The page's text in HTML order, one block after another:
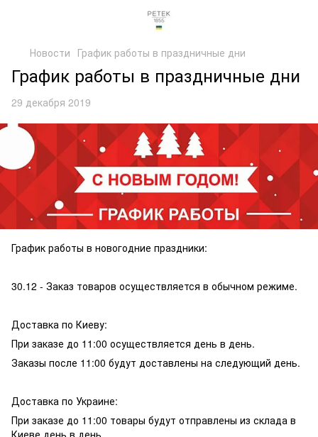
Новости График работы в праздничные дни
График работы в праздничные дни
29 декабря 2019
График работы в новогодние праздники:
30.12 - Заказ товаров осуществляется в обычном режиме.
Доставка по Киеву:
При заказе до 11:00 осуществляется день в день.
Заказы после 11:00 будут доставлены на следующий день.
Доставка по Украине:
При заказе до 11:00 товары будут отправлены из склада в